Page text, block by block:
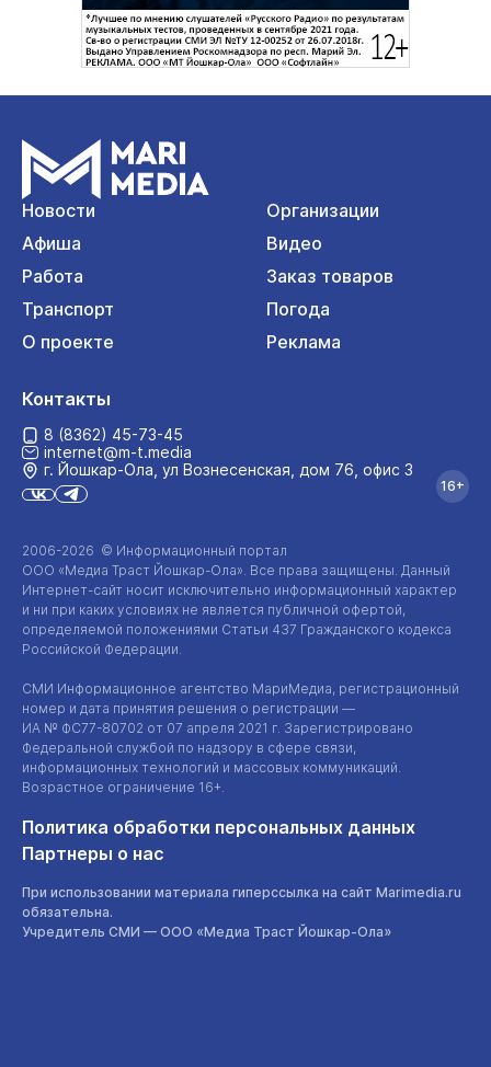
Новости
Организации
Афиша
Видео
Работа
Заказ товаров
Транспорт
Погода
О проекте
Реклама
2006-2026 © Информационный портал
ООО «Медиа Траст Йошкар-Ола». Все права защищены. Данный
Интернет-сайт носит исключительно информационный характер
и ни при каких условиях не является публичной офертой,
определяемой положениями Статьи 437 Гражданского кодекса
Российской Федерации.
СМИ Информационное агентство МариМедиа, регистрационный
номер и дата принятия решения о регистрации —
ИА № ФС77-80702 от 07 апреля 2021 г. Зарегистрировано
Федеральной службой по надзору в сфере связи,
информационных технологий и массовых коммуникаций.
Возрастное ограничение 16+.
Политика обработки персональных данных
Партнеры о нас
При использовании материала гиперссылка на сайт Marimedia.ru
обязательна.
Учредитель СМИ — ООО «Медиа Траст Йошкар-Ола»
Контакты
8 (8362) 45-73-45
internet@m-t.media
г. Йошкар‑Ола, ул Вознесенская, дом 76, офис 3
16+